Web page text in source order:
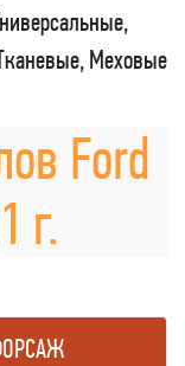
Меховые
Ford
г.